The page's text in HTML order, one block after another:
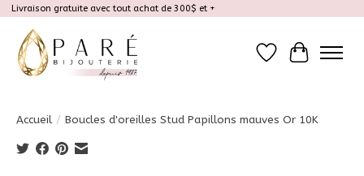
Livraison gratuite avec tout achat de 300$ et +
Liste dePanier
Accueil / Boucles d'oreilles Stud Papillons mauves Or 10K